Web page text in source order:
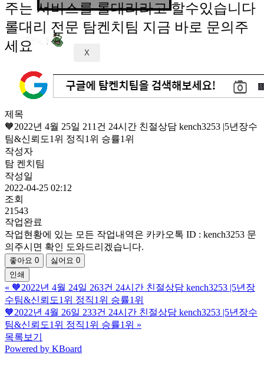
X
주는 서비스를 롤대리라고 할수있습니다
롤대리 전문 탐켄치팀 지금 바로 문의주
세요
제목
🧡2022년 4월 25일 211건 24시간 친절상담 kench3253 |5년장수
팀&신뢰도1위 정직1위 승률1위
작성자
탐 켄치팀
작성일
2022-04-25 02:12
조회
21543
작업완료
작업현황에 있는 모든 작업내역은 카카오톡 ID : kench3253 문
의주시면 확인 도와드리겠습니다.
좋아요 0 싫어요 0
인쇄
« 🧡2022년 4월 24일 263건 24시간 친절상담 kench3253 |5년장
수팀&신뢰도1위 정직1위 승률1위
🧡2022년 4월 26일 233건 24시간 친절상담 kench3253 |5년장수
팀&신뢰도1위 정직1위 승률1위 »
목록보기
Powered by KBoard